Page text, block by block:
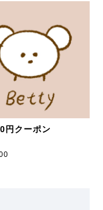
円クーポン